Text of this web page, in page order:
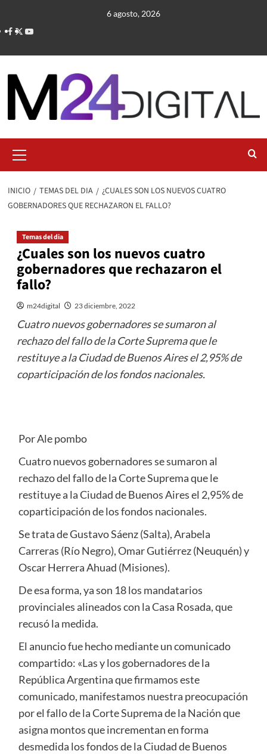
contenido
6 agosto, 2026
primario
INICIO TEMAS DEL DIA
¿CUALES SON LOS NUEVOS CUATRO
GOBERNADORES QUE RECHAZARON EL FALLO?
Temas del dia
¿Cuales son los nuevos cuatro
gobernadores que rechazaron el
fallo?
m24digital 23 diciembre, 2022
Cuatro nuevos gobernadores se sumaron al
rechazo del fallo de la Corte Suprema que le
restituye a la Ciudad de Buenos Aires el 2,95% de
coparticipación de los fondos nacionales.
Por Ale pombo
Cuatro nuevos gobernadores se sumaron al
rechazo del fallo de la Corte Suprema que le
restituye a la Ciudad de Buenos Aires el 2,95% de
coparticipación de los fondos nacionales.
Se trata de Gustavo Sáenz (Salta), Arabela
Carreras (Río Negro), Omar Gutiérrez (Neuquén) y
Oscar Herrera Ahuad (Misiones).
De esa forma, ya son 18 los mandatarios
provinciales alineados con la Casa Rosada, que
recusó la medida.
El anuncio fue hecho mediante un comunicado
compartido: «Las y los gobernadores de la
República Argentina que firmamos este
comunicado, manifestamos nuestra preocupación
por el fallo de la Corte Suprema de la Nación que
asigna montos que incrementan en forma
desmedida los fondos de la Ciudad de Buenos